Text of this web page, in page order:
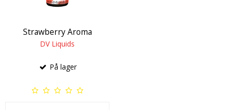
Strawberry Aroma
DV Liquids
På lager